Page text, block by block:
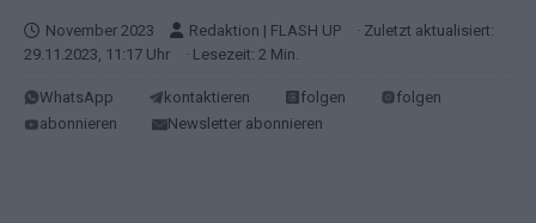
November 2023 Redaktion | FLASH UP
· Zuletzt aktualisiert:
29.11.2023, 11:17 Uhr
· Lesezeit: 2 Min.
WhatsApp kontaktieren folgen
folgen
abonnieren
Newsletter abonnieren